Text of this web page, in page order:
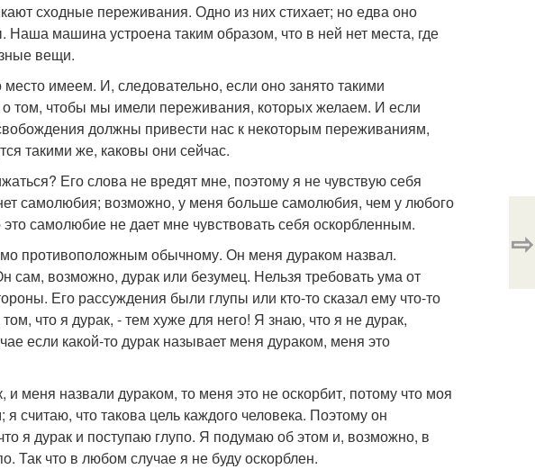
сходные переживания. Одно из них стихает; но едва оно
Наша машина устроена таким образом, что в ней нет места, где
вещи.
имеем. И, следовательно, если оно занято такими
том, чтобы мы имели переживания, которых желаем. И если
должны привести нас к некоторым переживаниям,
такими же, каковы они сейчас.
Его слова не вредят мне, поэтому я не чувствую себя
самолюбия; возможно, у меня больше самолюбия, чем у любого
самолюбие не дает мне чувствовать себя оскорбленным.
противоположным обычному. Он меня дураком назвал.
возможно, дурак или безумец. Нельзя требовать ума от
Его рассуждения были глупы или кто-то сказал ему что-то
что я дурак, - тем хуже для него! Я знаю, что я не дурак,
если какой-то дурак называет меня дураком, меня это
меня назвали дураком, то меня это не оскорбит, потому что моя
считаю, что такова цель каждого человека. Поэтому он
я дурак и поступаю глупо. Я подумаю об этом и, возможно, в
Так что в любом случае я не буду оскорблен.
⇨